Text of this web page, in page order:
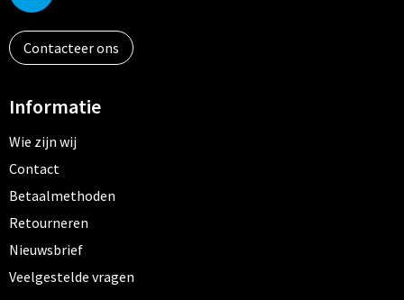
Contacteer ons
Informatie
Wie zijn wij
Contact
Betaalmethoden
Retourneren
Nieuwsbrief
Veelgestelde vragen